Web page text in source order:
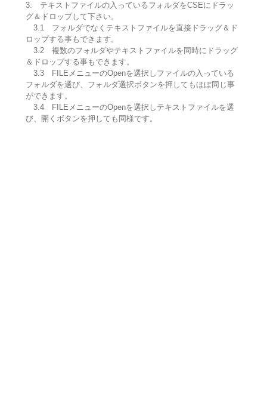
3. テキストファイルの入っているフォルダをCSEにドラッ
グ＆ドロップして下さい。
3.1 フォルダでなくテキストファイルを直接ドラッグ＆ド
ロップする事もできます。
3.2 複数のフォルダやテキストファイルを同時にドラッグ
＆ドロップする事もできます。
3.3 FILEメニューのOpenを選択しファイルの入っている
フォルダを選び、フォルダ選択ボタンを押してもほぼ同じ事
ができます。
3.4 FILEメニューのOpenを選択しテキストファイルを選
び、開くボタンを押しても同様です。